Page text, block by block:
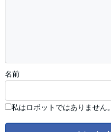
名前
私はロボットではありません。